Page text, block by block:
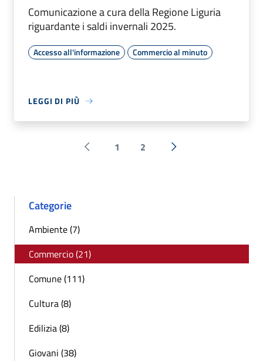
Comunicazione a cura della Regione Liguria
riguardante i saldi invernali 2025.
Accesso all'informazione Commercio al minuto
LEGGI DI PIÙ
Pagina precedente
1 2 Successiva »
Categorie
Ambiente (7)
Commercio (21)
Comune (111)
Cultura (8)
Edilizia (8)
Giovani (38)